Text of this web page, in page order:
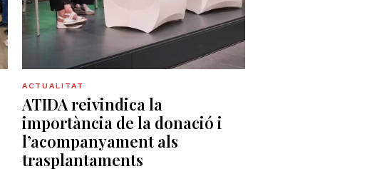
ACTUALITAT
ATIDA reivindica la
importància de la donació i
l’acompanyament als
trasplantaments